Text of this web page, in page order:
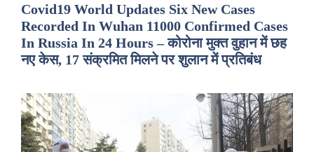
Covid19 World Updates Six New Cases
Recorded In Wuhan 11000 Confirmed Cases
In Russia In 24 Hours – कोरोना मुक्त वुहान में छह
नए केस, 17 संक्रमित मिलने पर शुलान में प्रतिबंध